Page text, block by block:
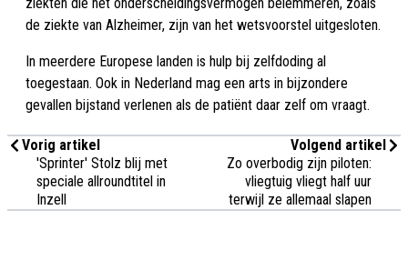
de ziekte van Alzheimer, zijn van het wetsvoorstel uitgesloten.
In meerdere Europese landen is hulp bij zelfdoding al
toegestaan. Ook in Nederland mag een arts in bijzondere
gevallen bijstand verlenen als de patiënt daar zelf om vraagt.
Vorig artikel
'Sprinter' Stolz blij met
speciale allroundtitel in
Inzell
Volgend artikel
Zo overbodig zijn piloten:
vliegtuig vliegt half uur
terwijl ze allemaal slapen